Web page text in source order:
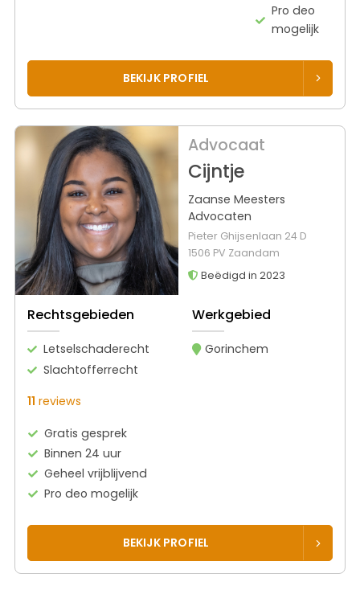
Pro deo
mogelijk
BEKIJK PROFIEL
Advocaat
Cijntje
Zaanse Meesters
Advocaten
Pieter Ghijsenlaan 24 D
1506 PV Zaandam
Beëdigd in 2023
Rechtsgebieden
Letselschaderecht
Slachtofferrecht
Werkgebied
Gorinchem
11 reviews
Gratis gesprek
Binnen 24 uur
Geheel vrijblijvend
Pro deo mogelijk
BEKIJK PROFIEL